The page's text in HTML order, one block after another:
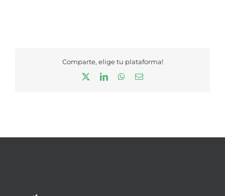
Comparte, elige tu plataforma!
LinkedInWhatsApp
Correo